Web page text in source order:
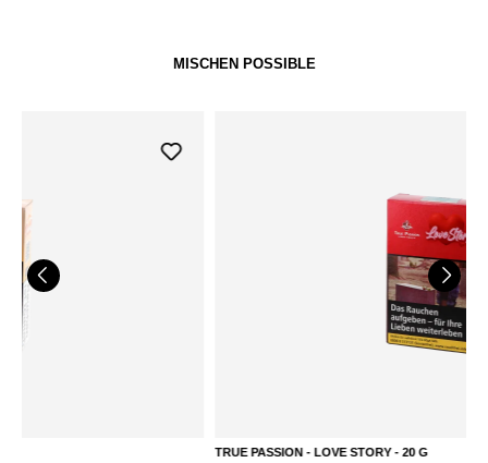
MISCHEN POSSIBLE
TRUE PASSION - LOVE STORY - 20 G